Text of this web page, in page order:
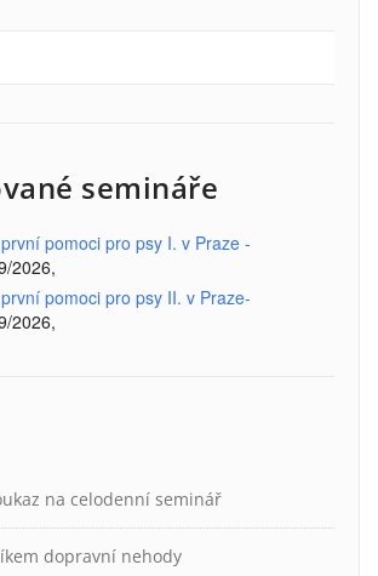
semináře
pomoci pro psy I. v Praze -
2026,
pomoci pro psy II. v Praze-
2026,
na celodenní seminář
dopravní nehody